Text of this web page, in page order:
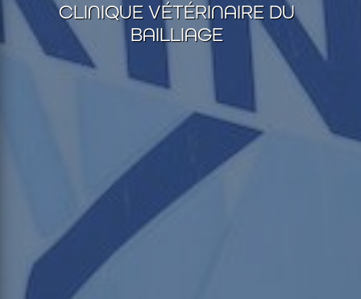
CLINIQUE VÉTÉRINAIRE DU
BAILLIAGE